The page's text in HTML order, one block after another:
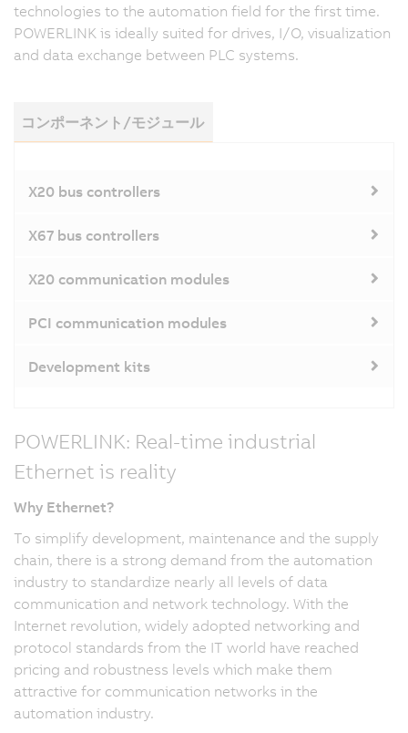
technologies to the automation field for the first time.
POWERLINK is ideally suited for drives, I/O, visualization
and data exchange between PLC systems.
コンポーネント/モジュール
X20 bus controllers
X67 bus controllers
X20 communication modules
PCI communication modules
Development kits
POWERLINK: Real-time industrial
Ethernet is reality
Why Ethernet?
To simplify development, maintenance and the supply
chain, there is a strong demand from the automation
industry to standardize nearly all levels of data
communication and network technology. With the
Internet revolution, widely adopted networking and
protocol standards from the IT world have reached
pricing and robustness levels which make them
attractive for communication networks in the
automation industry.